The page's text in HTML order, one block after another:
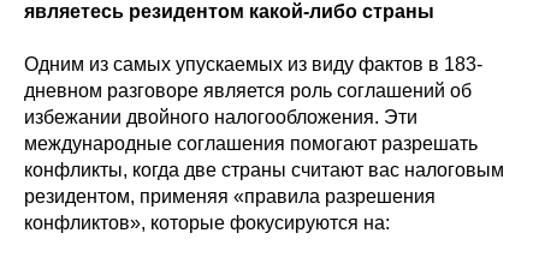
являетесь резидентом какой-либо страны
Одним из самых упускаемых из виду фактов в 183-
дневном разговоре является роль соглашений об
избежании двойного налогообложения. Эти
международные соглашения помогают разрешать
конфликты, когда две страны считают вас налоговым
резидентом, применяя «правила разрешения
конфликтов», которые фокусируются на: